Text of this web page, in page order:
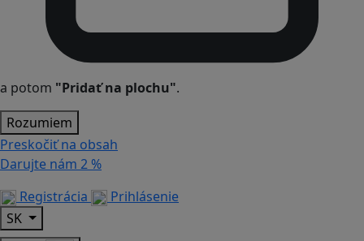
a potom "Pridať na plochu".
Rozumiem
Preskočiť na obsah
Darujte nám 2 %
Registrácia
Prihlásenie
SK